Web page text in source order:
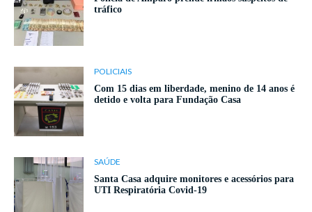
tráfico
POLICIAIS
Com 15 dias em liberdade, menino de 14 anos é
detido e volta para Fundação Casa
SAÚDE
Santa Casa adquire monitores e acessórios para
UTI Respiratória Covid-19